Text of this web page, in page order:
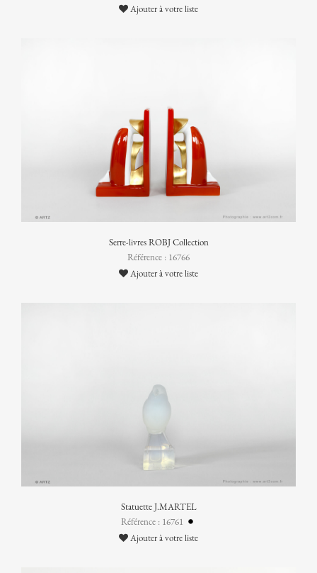
Ajouter à votre liste
Serre-livres ROBJ Collection
Référence : 16766
Ajouter à votre liste
Statuette J.MARTEL
Référence : 16761
Ajouter à votre liste